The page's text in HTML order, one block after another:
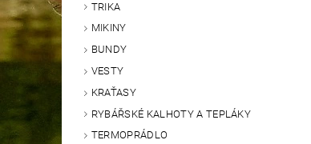
TRIKA
MIKINY
BUNDY
VESTY
KRAŤASY
RYBÁŘSKÉ KALHOTY A TEPLÁKY
TERMOPRÁDLO